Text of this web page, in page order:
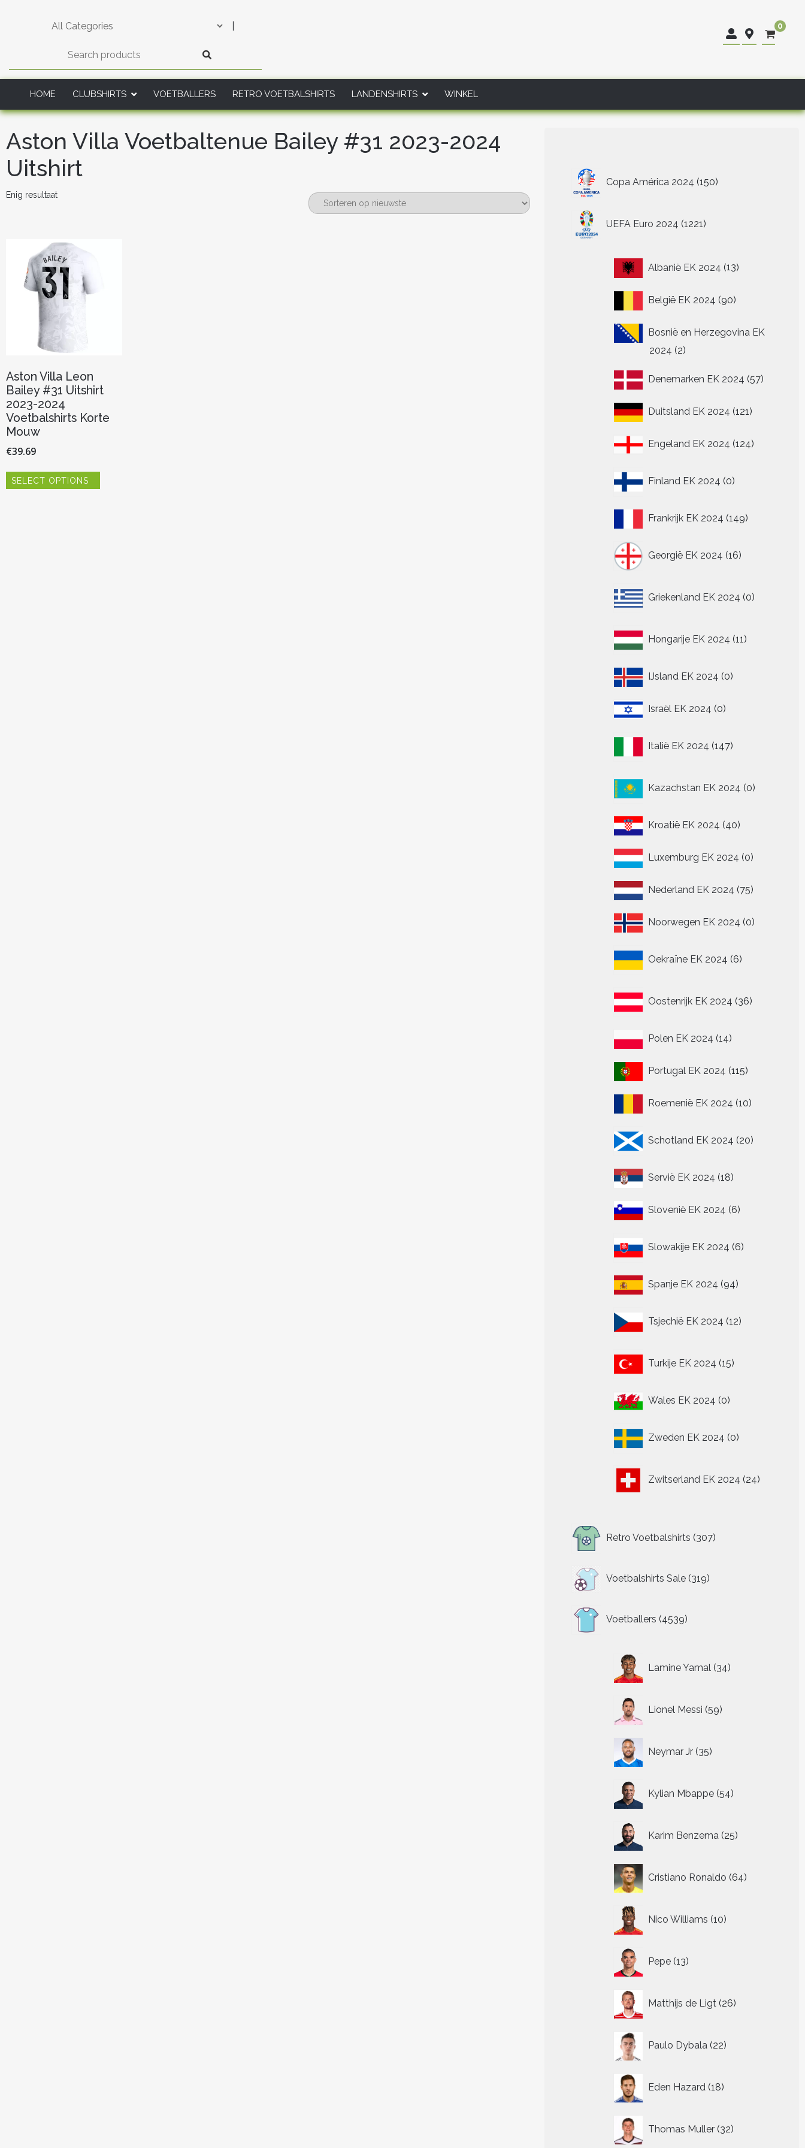
0
HOME CLUBSHIRTS VOETBALLERS RETRO VOETBALSHIRTS LANDENSHIRTS WINKEL
Aston Villa Voetbaltenue Bailey #31 2023-2024
Uitshirt
Enig resultaat
Aston Villa Leon
Bailey #31 Uitshirt
2023-2024
Voetbalshirts Korte
Mouw
€39.69
SELECT OPTIONS
Copa América 2024 150
producten
UEFA Euro 2024 1221
producten
Albanië EK 2024 1313
België EK 2024 9090
Bosnië en Herzegovina EK
2024 22
Denemarken EK 2024 5757
Duitsland EK 2024 121 121
Engeland EK 2024 124124
Finland EK 2024 0
producten
Frankrijk EK 2024 149149
Georgië EK 2024 16
producten
Griekenland EK 2024 0
producten
Hongarije EK 2024 11
producten
IJsland EK 2024 00
Israël EK 2024 00
Italië EK 2024 147
producten
Kazachstan EK 2024 0
producten
Kroatië EK 2024 4040
Luxemburg EK 2024 00
Nederland EK 2024 7575
Noorwegen EK 2024 00
Oekraïne EK 2024 6
producten
Oostenrijk EK 2024 36
producten
Polen EK 2024 1414
Portugal EK 2024 115115
Roemenië EK 2024 1010
Schotland EK 2024 20
producten
Servië EK 2024 1818
Slovenië EK 2024 66
Slowakije EK 2024 6
producten
Spanje EK 2024 9494
Tsjechië EK 2024 12
producten
Turkije EK 2024 15
producten
Wales EK 2024 00
Zweden EK 2024 0
producten
Zwitserland EK 2024 24
producten
Retro Voetbalshirts 307
producten
Voetbalshirts Sale 319
319
producten
Voetballers 4539
producten
Lamine Yamal 34
producten
Lionel Messi 59
producten
Neymar Jr 35
producten
Kylian Mbappe 54
producten
Karim Benzema 25
producten
Cristiano Ronaldo 64
producten
Nico Williams 10
producten
Pepe 13
producten
Matthijs de Ligt 26
producten
Paulo Dybala 22
producten
Eden Hazard 18
producten
Thomas Muller 32
producten